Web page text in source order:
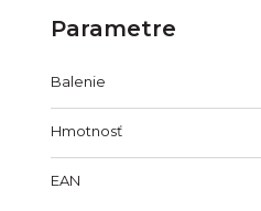
Parametre
Balenie
Hmotnosť
EAN